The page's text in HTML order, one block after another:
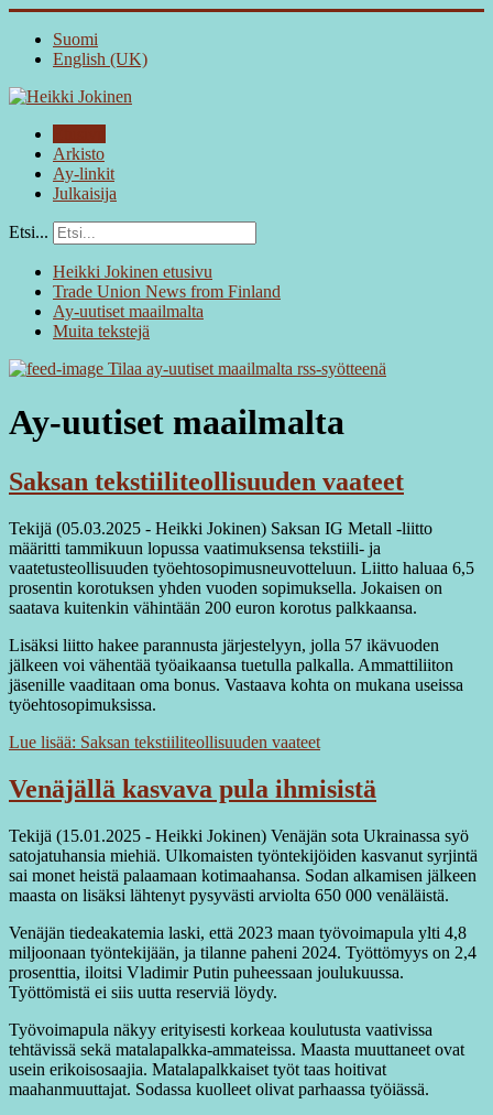
Suomi
English (UK)
Arkisto
Ay-linkit
Julkaisija
Etsi...
Heikki Jokinen etusivu
Trade Union News from Finland
Ay-uutiset maailmalta
Muita tekstejä
Tilaa ay-uutiset maailmalta rss-syötteenä
Ay-uutiset maailmalta
Saksan tekstiiliteollisuuden vaateet
Tekijä (05.03.2025 - Heikki Jokinen) Saksan IG Metall -liitto
määritti tammikuun lopussa vaatimuksensa tekstiili- ja
vaatetusteollisuuden työehtosopimusneuvotteluun. Liitto haluaa 6,5
prosentin korotuksen yhden vuoden sopimuksella. Jokaisen on
saatava kuitenkin vähintään 200 euron korotus palkkaansa.
Lisäksi liitto hakee parannusta järjestelyyn, jolla 57 ikävuoden
jälkeen voi vähentää työaikaansa tuetulla palkalla. Ammattiliiton
jäsenille vaaditaan oma bonus. Vastaava kohta on mukana useissa
työehtosopimuksissa.
Lue lisää: Saksan tekstiiliteollisuuden vaateet
Venäjällä kasvava pula ihmisistä
Tekijä (15.01.2025 - Heikki Jokinen) Venäjän sota Ukrainassa syö
satojatuhansia miehiä. Ulkomaisten työntekijöiden kasvanut syrjintä
sai monet heistä palaamaan kotimaahansa. Sodan alkamisen jälkeen
maasta on lisäksi lähtenyt pysyvästi arviolta 650 000 venäläistä.
Venäjän tiedeakatemia laski, että 2023 maan työvoimapula ylti 4,8
miljoonaan työntekijään, ja tilanne paheni 2024. Työttömyys on 2,4
prosenttia, iloitsi Vladimir Putin puheessaan joulukuussa.
Työttömistä ei siis uutta reserviä löydy.
Työvoimapula näkyy erityisesti korkeaa koulutusta vaativissa
tehtävissä sekä matalapalkka-ammateissa. Maasta muuttaneet ovat
usein erikoisosaajia. Matalapalkkaiset työt taas hoitivat
maahanmuuttajat. Sodassa kuolleet olivat parhaassa työiässä.